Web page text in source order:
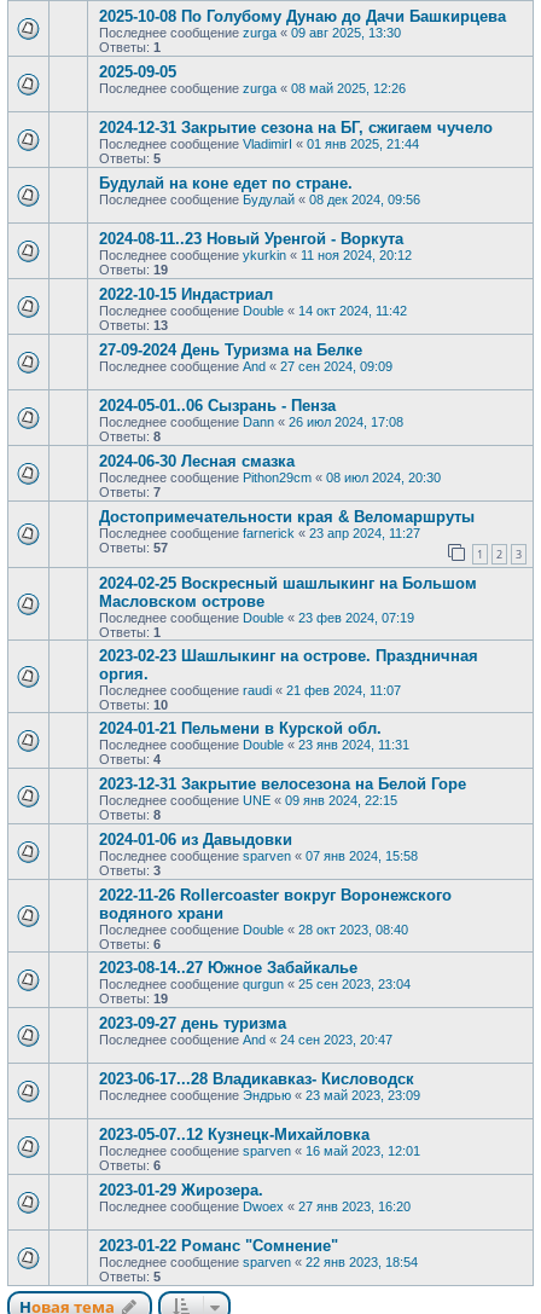
2025-10-08 По Голубому Дунаю до Дачи Башкирцева
Последнее сообщение zurga « 09 авг 2025, 13:30
Ответы: 1
2025-09-05
Последнее сообщение zurga « 08 май 2025, 12:26
2024-12-31 Закрытие сезона на БГ, сжигаем чучело
Последнее сообщение VladimirI « 01 янв 2025, 21:44
Ответы: 5
Будулай на коне едет по стране.
Последнее сообщение Будулай « 08 дек 2024, 09:56
2024-08-11..23 Новый Уренгой - Воркута
Последнее сообщение ykurkin « 11 ноя 2024, 20:12
Ответы: 19
2022-10-15 Индастриал
Последнее сообщение Double « 14 окт 2024, 11:42
Ответы: 13
27-09-2024 День Туризма на Белке
Последнее сообщение And « 27 сен 2024, 09:09
2024-05-01..06 Сызрань - Пенза
Последнее сообщение Dann « 26 июл 2024, 17:08
Ответы: 8
2024-06-30 Лесная смазка
Последнее сообщение Pithon29cm « 08 июл 2024, 20:30
Ответы: 7
Достопримечательности края & Веломаршруты
Последнее сообщение farnerick « 23 апр 2024, 11:27
Ответы: 57 1 2 3
2024-02-25 Воскресный шашлыкинг на Большом
Масловском острове
Последнее сообщение Double « 23 фев 2024, 07:19
Ответы: 1
2023-02-23 Шашлыкинг на острове. Праздничная
оргия.
Последнее сообщение raudi « 21 фев 2024, 11:07
Ответы: 10
2024-01-21 Пельмени в Курской обл.
Последнее сообщение Double « 23 янв 2024, 11:31
Ответы: 4
2023-12-31 Закрытие велосезона на Белой Горе
Последнее сообщение UNE « 09 янв 2024, 22:15
Ответы: 8
2024-01-06 из Давыдовки
Последнее сообщение sparven « 07 янв 2024, 15:58
Ответы: 3
2022-11-26 Rollercoaster вокруг Воронежского
водяного храни
Последнее сообщение Double « 28 окт 2023, 08:40
Ответы: 6
2023-08-14..27 Южное Забайкалье
Последнее сообщение qurgun « 25 сен 2023, 23:04
Ответы: 19
2023-09-27 день туризма
Последнее сообщение And « 24 сен 2023, 20:47
2023-06-17...28 Владикавказ- Кисловодск
Последнее сообщение Эндрью « 23 май 2023, 23:09
2023-05-07..12 Кузнецк-Михайловка
Последнее сообщение sparven « 16 май 2023, 12:01
Ответы: 6
2023-01-29 Жирозера.
Последнее сообщение Dwoex « 27 янв 2023, 16:20
2023-01-22 Романс "Сомнение"
Последнее сообщение sparven « 22 янв 2023, 18:54
Ответы: 5
Новая тема